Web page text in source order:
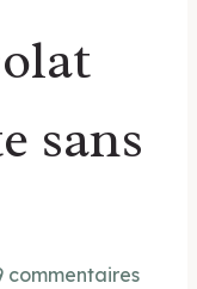
sans
commentaires